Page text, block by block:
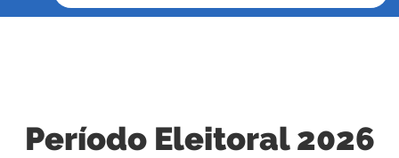
Período Eleitoral 2026